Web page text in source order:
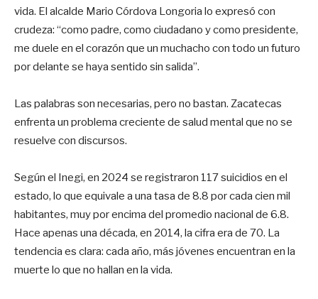
vida. El alcalde Mario Córdova Longoria lo expresó con
crudeza: “como padre, como ciudadano y como presidente,
me duele en el corazón que un muchacho con todo un futuro
por delante se haya sentido sin salida”.
Las palabras son necesarias, pero no bastan. Zacatecas
enfrenta un problema creciente de salud mental que no se
resuelve con discursos.
Según el Inegi, en 2024 se registraron 117 suicidios en el
estado, lo que equivale a una tasa de 8.8 por cada cien mil
habitantes, muy por encima del promedio nacional de 6.8.
Hace apenas una década, en 2014, la cifra era de 70. La
tendencia es clara: cada año, más jóvenes encuentran en la
muerte lo que no hallan en la vida.